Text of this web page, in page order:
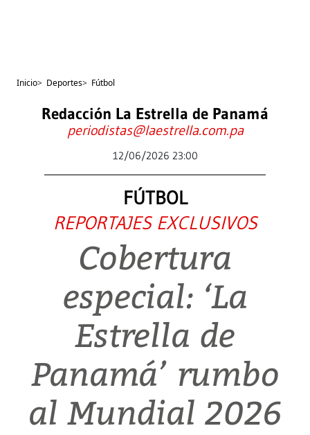
Inicio> Deportes> Fútbol
Redacción La Estrella de Panamá
periodistas@laestrella.com.pa
12/06/2026 23:00
FÚTBOL
REPORTAJES EXCLUSIVOS
Cobertura
especial: ‘La
Estrella de
Panamá’ rumbo
al Mundial 2026